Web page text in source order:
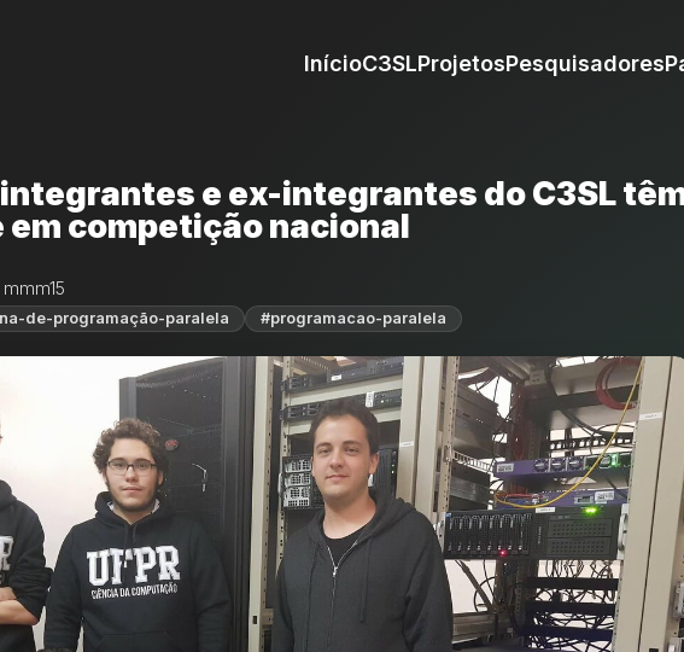
InícioC3SLProjetosPesquisadores
e ex-integrantes do C3SL
competição nacional
de-programação-paralela #programacao-paralela